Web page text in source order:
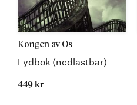
Kongen av Os
Lydbok (nedlastbar)
449 kr